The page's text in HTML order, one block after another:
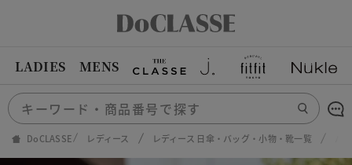
LADIES MENS
DoCLASSE レディース レディース 日傘・バッグ・小物・靴一覧